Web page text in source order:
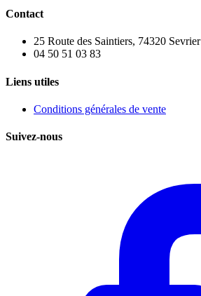
Contact
25 Route des Saintiers, 74320 Sevrier
04 50 51 03 83
Liens utiles
Conditions générales de vente
Suivez-nous